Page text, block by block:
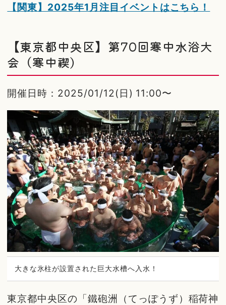
【関東】2025年1月注目イベントはこちら！
【東京都中央区】第70回寒中水浴大
会（寒中禊）
開催日時：2025/01/12(日) 11:00〜
大きな氷柱が設置された巨大水槽へ入水！
東京都中央区の「鐵砲洲（てっぽうず）稲荷神